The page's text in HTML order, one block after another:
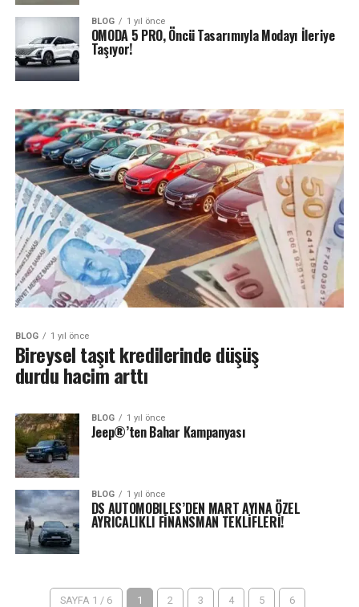
BLOG 1 yıl önce
OMODA 5 PRO, Öncü Tasarımıyla Modayı İleriye
Taşıyor!
BLOG 1 yıl önce
Bireysel taşıt kredilerinde düşüş
durdu hacim arttı
BLOG 1 yıl önce
Jeep®’ten Bahar Kampanyası
BLOG 1 yıl önce
DS AUTOMOBILES’DEN MART AYINA ÖZEL
AYRICALIKLI FİNANSMAN TEKLİFLERİ!
SAYFA 1 / 6 1 2 3 4 5 6